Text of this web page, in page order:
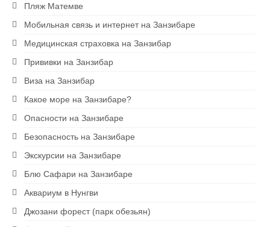
Ферма специй
1 USD = 2400 TZS
Пляж Матемве
Мобильная связь и интернет на Занзибаре
Медицинская страховка на Занзибар
Прививки на Занзибар
Виза на Занзибар
Какое море на Занзибаре?
Опасности на Занзибаре
Безопасность на Занзибаре
Экскурсии на Занзибаре
Блю Сафари на Занзибаре
Аквариум в Нунгви
Джозани форест (парк обезьян)